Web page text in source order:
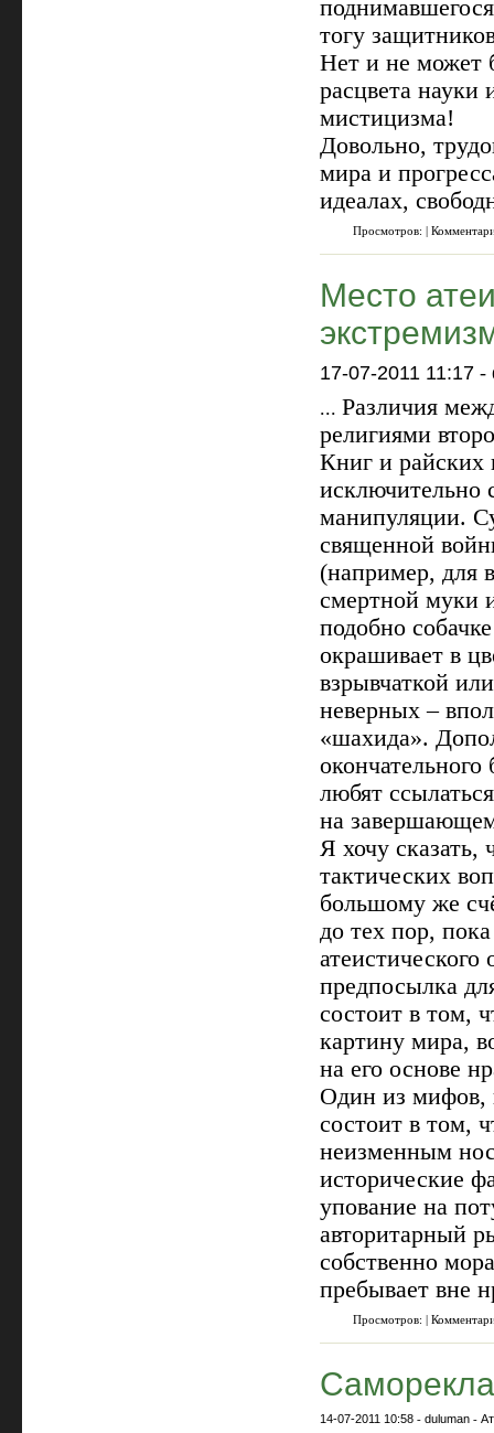
тогу
Нет и не может
расцвета науки
мистицизма!
Довольно,
мира и
идеалах,
Просмотров: |
Место
17-07-2011 11:17 -
...Различия
религиями
Книг и райских
исключительно
манипуляции.
священной
(например, для
смертной муки
подобно
окрашивает в
взрывчаткой
неверных –
«шахида».
любят
на
Я хочу сказать,
тактических
большому же
до тех пор,
предпосылка
состоит в том,
картину мира,
на его основе
Один из мифов,
состоит в том,
неизменным
исторические
упование на
авторитарный
собственно
пребывает вне
Просмотров: |
14-07-2011 10:58 -duluman -